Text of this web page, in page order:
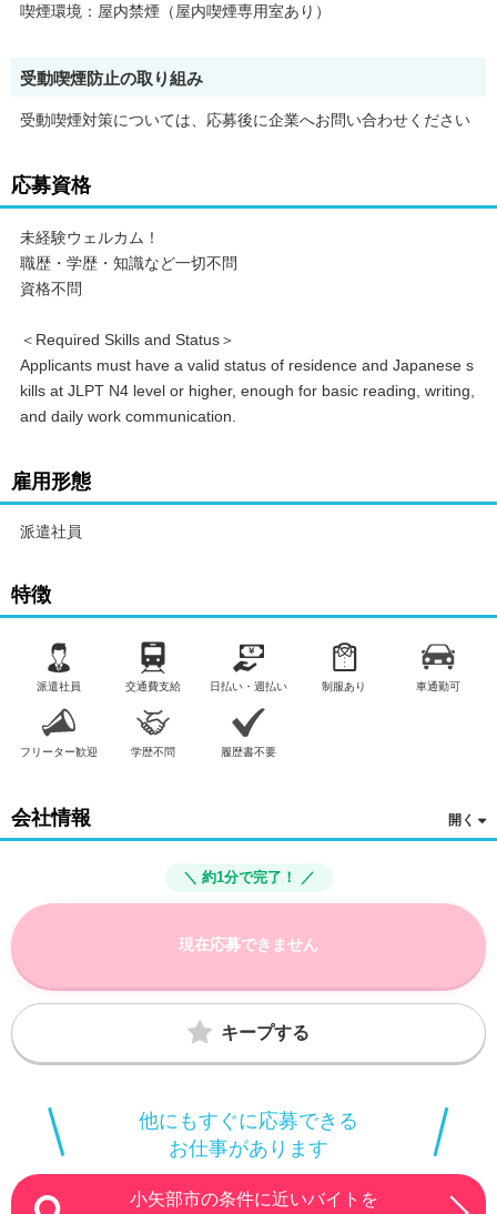
喫煙環境：屋内禁煙（屋内喫煙専用室あり）
受動喫煙防止の取り組み
受動喫煙対策については、応募後に企業へお問い合わせください
応募資格
未経験ウェルカム！
職歴・学歴・知識など一切不問
資格不問
＜Required Skills and Status＞
Applicants must have a valid status of residence and Japanese s
kills at JLPT N4 level or higher, enough for basic reading, writing,
and daily work communication.
雇用形態
派遣社員
特徴
派遣社員 交通費支給 日払い・週払い 制服あり 車通勤可
フリーター歓迎 学歴不問 履歴書不要
会社情報
＼ 約1分で完了！ ／
現在応募できません
キープする
他にもすぐに応募できる
お仕事があります
小矢部市の条件に近いバイトを